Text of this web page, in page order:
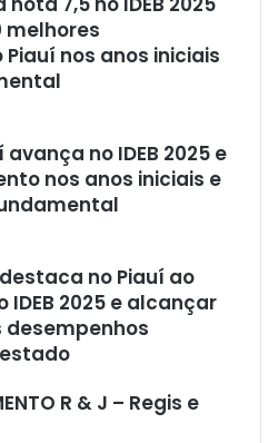
melhores
nos anos iniciais
no IDEB 2025 e
nos anos iniciais e
no Piauí ao
2025 e alcançar
desempenhos
R & J – Regis e